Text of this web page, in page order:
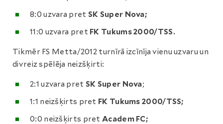
8:0 uzvara pret SK Super Nova;
11:0 uzvara pret FK Tukums 2000/TSS.
Tikmēr FS Metta/2012 turnīrā izcīnīja vienu uzvaru un
divreiz spēlēja neizšķirti:
2:1 uzvara pret SK Super Nova;
1:1 neizšķirts pret FK Tukums 2000/TSS;
0:0 neizšķirts pret Academ FC;